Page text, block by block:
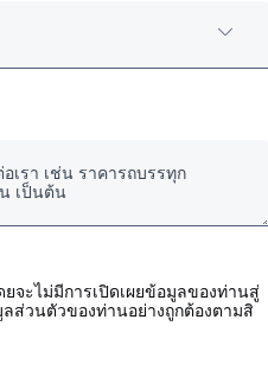
จะไม่มีการเปิดเผยข้อมูลของท่านสู่
ส่วนตัวของท่านอย่างถูกต้องตามสิ